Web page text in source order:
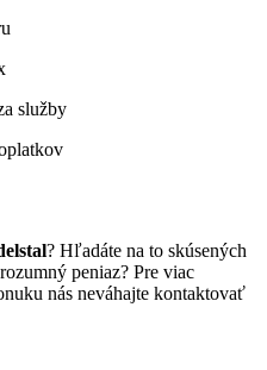
služby
? Hľadáte na to skúsených
peniaz? Pre viac
nás neváhajte kontaktovať